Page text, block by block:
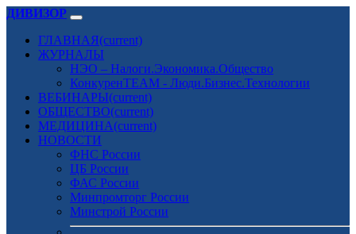
ДИВИЗОР
ГЛАВНАЯ(current)
ЖУРНАЛЫ
НЭО – Налоги.Экономика.Общество
КонкуренTEAM - Люди.Бизнес.Технологии
ВЕБИНАРЫ(current)
ОБЩЕСТВО(current)
МЕДИЦИНА(current)
НОВОСТИ
ФНС России
ЦБ России
ФАС России
Минпромторг России
Минстрой России